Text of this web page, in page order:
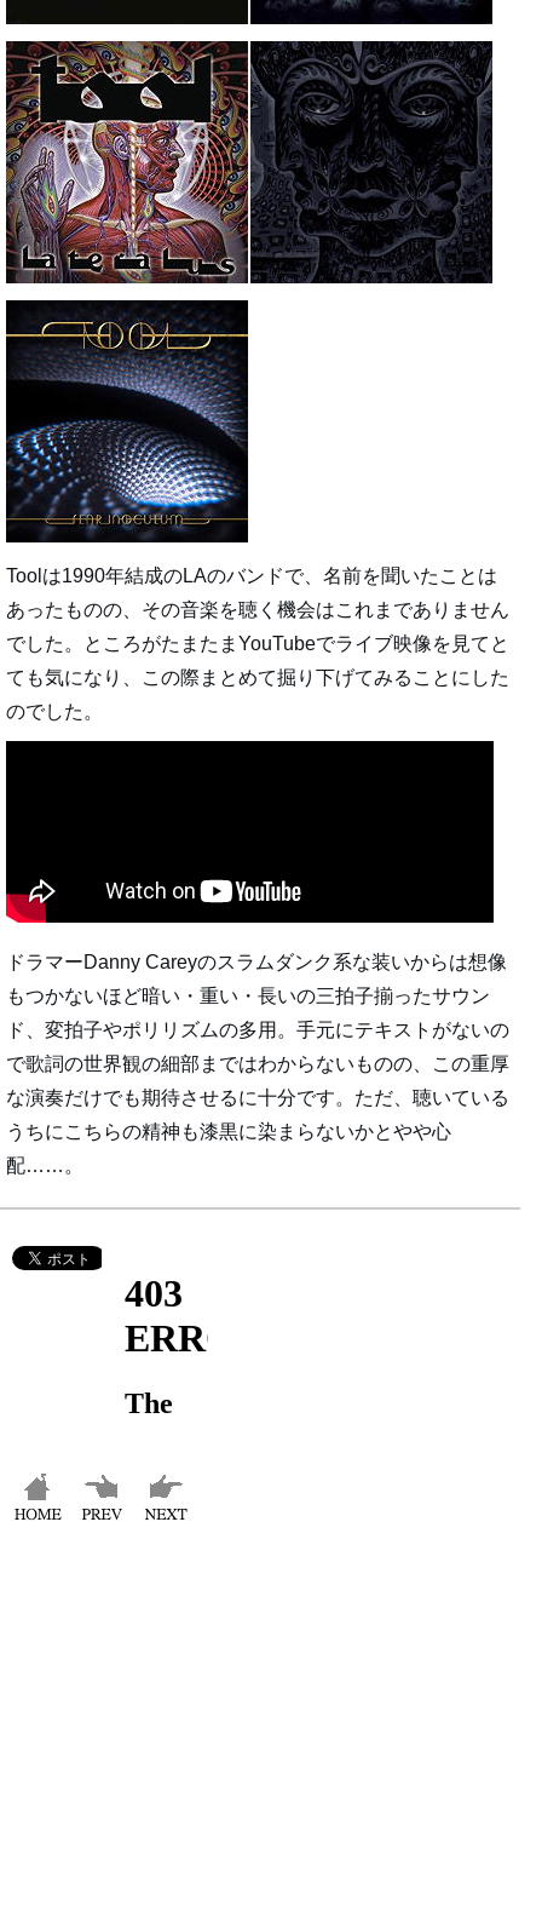
Toolは1990年結成のLAのバンドで、名前を聞いたことは
あったものの、その音楽を聴く機会はこれまでありません
でした。ところがたまたまYouTubeでライブ映像を見てと
ても気になり、この際まとめて掘り下げてみることにした
のでした。
ドラマーDanny Careyのスラムダンク系な装いからは想像
もつかないほど暗い・重い・長いの三拍子揃ったサウン
ド、変拍子やポリリズムの多用。手元にテキストがないの
で歌詞の世界観の細部まではわからないものの、この重厚
な演奏だけでも期待させるに十分です。ただ、聴いている
うちにこちらの精神も漆黒に染まらないかとやや心
配……。